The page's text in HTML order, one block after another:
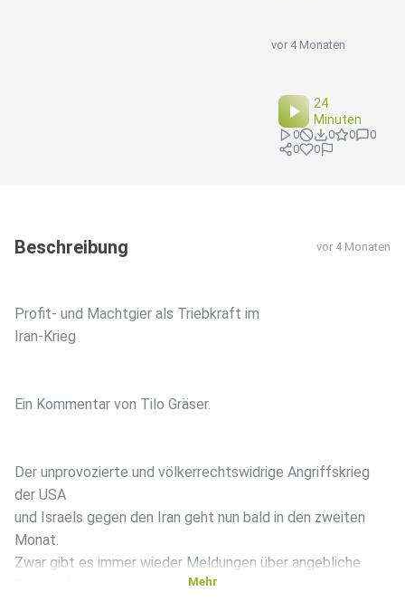
vor 4 Monaten
24
Minuten
0 0 0
0
0
0
Beschreibung vor 4 Monaten
Profit- und Machtgier als Triebkraft im
Iran-Krieg
Ein Kommentar von Tilo Gräser.
Der unprovozierte und völkerrechtswidrige Angriffskrieg
der USA
und Israels gegen den Iran geht nun bald in den zweiten
Monat.
Zwar gibt es immer wieder Meldungen über angebliche
Mehr